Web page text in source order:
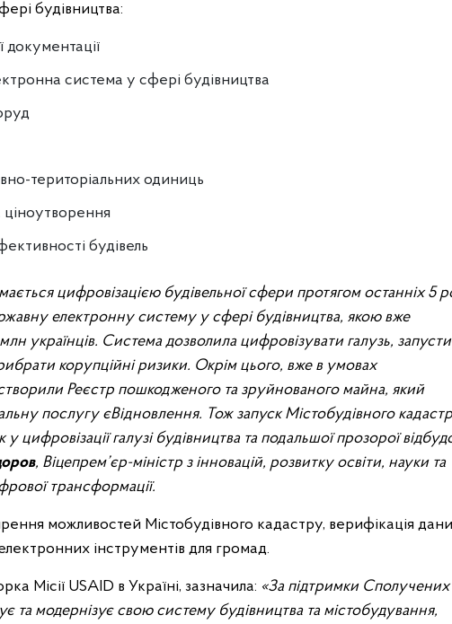
будівництва:
документації
система у сфері будівництва
територіальних одиниць
будівель
цифровізацією будівельної сфери протягом останніх 5
електронну систему у сфері будівництва, якою вже
українців. Система дозволила цифровізувати галузь,
корупційні ризики. Окрім цього, вже в умовах
Реєстр пошкодженого та зруйнованого майна, який
послугу єВідновлення. Тож запуск Містобудівного
цифровізації галузі будівництва та подальшої прозорої
, Віцепрем’єр-міністр з інновацій, розвитку освіти, науки та
трансформації.
можливостей Містобудівного кадастру, верифікація
інструментів для громад.
Місії USAID в Україні, зазначила: «За підтримки Сполучених
та модернізує свою систему будівництва та містобудування,